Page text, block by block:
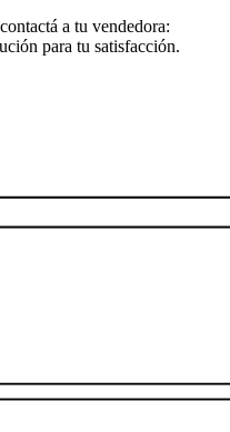
a tu vendedora:
para tu satisfacción.